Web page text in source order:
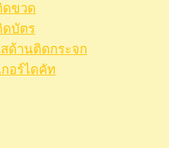
ดขวด
ดบัตร
สด้านติดกระจก
อร์ไดคัท